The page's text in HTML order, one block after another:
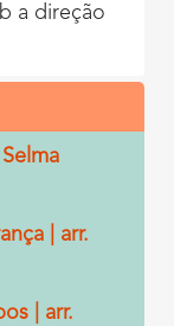
a direção
| arr.
| arr.